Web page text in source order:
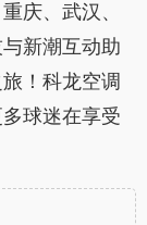
庆、武汉、
新潮互动助
！科龙空调
球迷在享受